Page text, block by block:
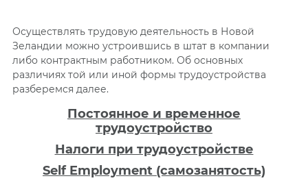
Осуществлять трудовую деятельность в Новой
Зеландии можно устроившись в штат в компании
либо контрактным работником. Об основных
различиях той или иной формы трудоустройства
разберемся далее.
Постоянное и временное
трудоустройство
Налоги при трудоустройстве
Self Employment (самозанятость)